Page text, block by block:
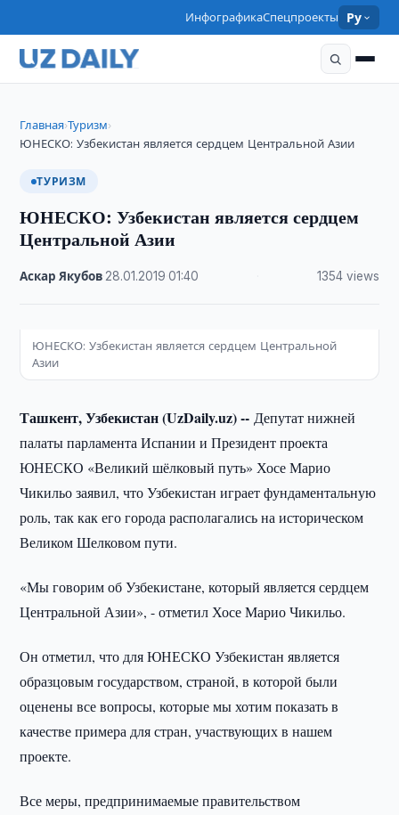
ИнфографикаСпецпроекты Ру
Главная›Туризм›
ЮНЕСКО: Узбекистан является сердцем Центральной Азии
ТУРИЗМ
ЮНЕСКО: Узбекистан является сердцем
Центральной Азии
Аскар Якубов 28.01.2019 ·01:40 1354 views
ЮНЕСКО: Узбекистан является сердцем Центральной
Азии
Ташкент, Узбекистан (UzDaily.uz) --Депутат нижней
палаты парламента Испании и Президент проекта
ЮНЕСКО «Великий шёлковый путь» Хосе Марио
Чикильо заявил, что Узбекистан играет фундаментальную
роль, так как его города располагались на историческом
Великом Шелковом пути.
«Мы говорим об Узбекистане, который является сердцем
Центральной Азии», - отметил Хосе Марио Чикильо.
Он отметил, что для ЮНЕСКО Узбекистан является
образцовым государством, страной, в которой были
оценены все вопросы, которые мы хотим показать в
качестве примера для стран, участвующих в нашем
проекте.
Все меры, предпринимаемые правительством